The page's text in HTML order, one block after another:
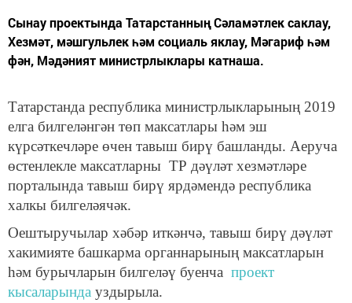
Сынау проектында Татарстанның Сәламәтлек саклау,
Хезмәт, мәшгульлек һәм социаль яклау, Мәгариф һәм
фән, Мәдәният министрлыклары катнаша.
Татарстанда республика министрлыкларының 2019
елга билгеләнгән төп максатлары һәм эш
күрсәткечләре өчен тавыш бирү башланды. Аеруча
өстенлекле максатларны ТР дәүләт хезмәтләре
порталында тавыш бирү ярдәмендә республика
халкы билгеләячәк.
Оештыручылар хәбәр иткәнчә, тавыш бирү дәүләт
хакимияте башкарма органнарының максатларын
һәм бурычларын билгеләү буенча проект
кысаларында уздырыла.